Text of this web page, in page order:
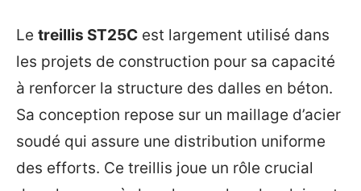
Le treillis ST25C est largement utilisé dans
les projets de construction pour sa capacité
à renforcer la structure des dalles en béton.
Sa conception repose sur un maillage d’acier
soudé qui assure une distribution uniforme
des efforts. Ce treillis joue un rôle crucial